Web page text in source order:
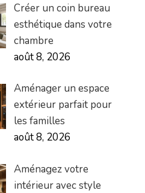
Créer un coin bureau
esthétique dans votre
chambre
août 8, 2026
Aménager un espace
extérieur parfait pour
les familles
août 8, 2026
Aménagez votre
intérieur avec style